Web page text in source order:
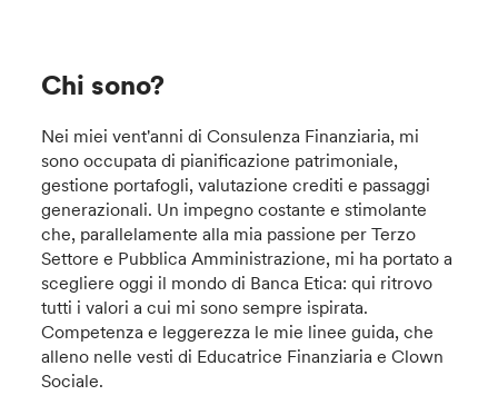
Chi sono?
Nei miei vent'anni di Consulenza Finanziaria, mi
sono occupata di pianificazione patrimoniale,
gestione portafogli, valutazione crediti e passaggi
generazionali. Un impegno costante e stimolante
che, parallelamente alla mia passione per Terzo
Settore e Pubblica Amministrazione, mi ha portato a
scegliere oggi il mondo di Banca Etica: qui ritrovo
tutti i valori a cui mi sono sempre ispirata.
Competenza e leggerezza le mie linee guida, che
alleno nelle vesti di Educatrice Finanziaria e Clown
Sociale.